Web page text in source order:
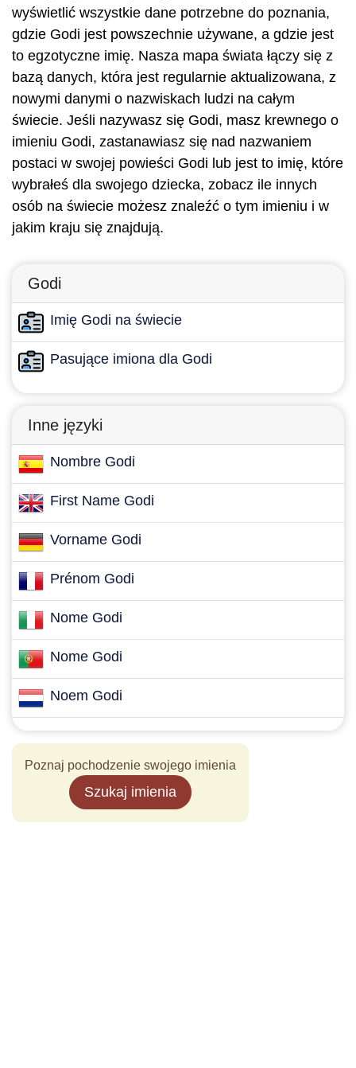
wyświetlić wszystkie dane potrzebne do poznania,
gdzie Godi jest powszechnie używane, a gdzie jest
to egzotyczne imię. Nasza mapa świata łączy się z
bazą danych, która jest regularnie aktualizowana, z
nowymi danymi o nazwiskach ludzi na całym
świecie. Jeśli nazywasz się Godi, masz krewnego o
imieniu Godi, zastanawiasz się nad nazwaniem
postaci w swojej powieści Godi lub jest to imię, które
wybrałeś dla swojego dziecka, zobacz ile innych
osób na świecie możesz znaleźć o tym imieniu i w
jakim kraju się znajdują.
Godi
Imię Godi na świecie
Pasujące imiona dla Godi
Inne języki
Nombre Godi
First Name Godi
Vorname Godi
Prénom Godi
Nome Godi
Nome Godi
Noem Godi
Poznaj pochodzenie swojego imienia
Szukaj imienia